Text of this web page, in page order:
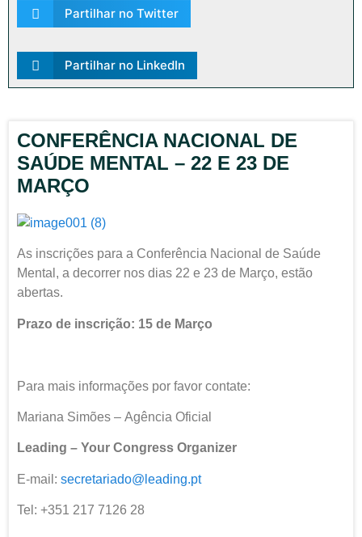
Partilhar no Twitter
Partilhar no LinkedIn
CONFERÊNCIA NACIONAL DE
SAÚDE MENTAL – 22 E 23 DE
MARÇO
As inscrições para a Conferência Nacional de Saúde
Mental, a decorrer nos dias 22 e 23 de Março, estão
abertas.
Prazo de inscrição: 15 de Março
Para mais informações por favor contate:
Mariana Simões – Agência Oficial
Leading – Your Congress Organizer
E-mail: secretariado@leading.pt
Tel: +351 217 7126 28